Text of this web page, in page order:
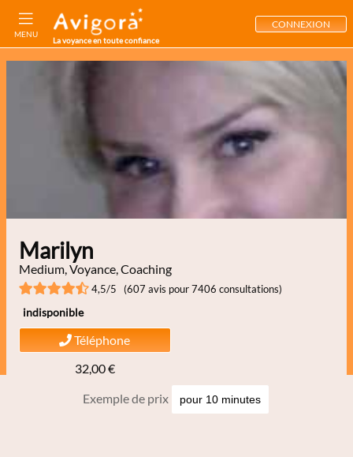
MENU
La voyance en toute confiance
CONNEXION
Marilyn
Medium, Voyance, Coaching
4,5/5 (607 avis pour 7406 consultations)
indisponible
Téléphone
32,00 €
Exemple de prix